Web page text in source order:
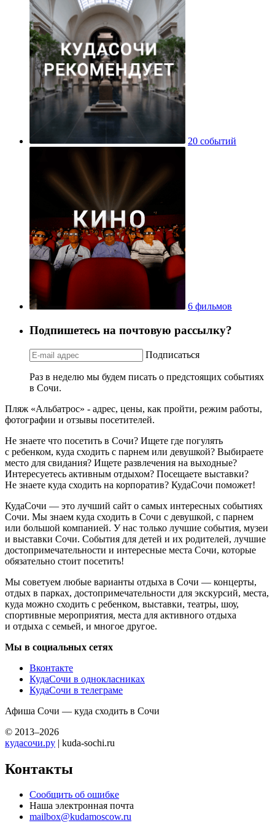
20 событий
6 фильмов
Подпишетесь на почтовую рассылку?
Подписаться
Раз в неделю мы будем писать о предстоящих событиях
в Сочи.
Пляж «Альбатрос» - адрес, цены, как пройти, режим работы,
фотографии и отзывы посетителей.
Не знаете что посетить в Сочи? Ищете где погулять
с ребенком, куда сходить с парнем или девушкой? Выбираете
место для свидания? Ищете развлечения на выходные?
Интересуетесь активным отдыхом? Посещаете выставки?
Не знаете куда сходить на корпоратив? КудаСочи поможет!
КудаСочи — это лучший сайт о самых интересных событиях
Сочи. Мы знаем куда сходить в Сочи с девушкой, с парнем
или большой компанией. У нас только лучшие события, музеи
и выставки Сочи. События для детей и их родителей, лучшие
достопримечательности и интересные места Сочи, которые
обязательно стоит посетить!
Мы советуем любые варианты отдыха в Сочи — концерты,
отдых в парках, достопримечательности для экскурсий, места,
куда можно сходить с ребенком, выставки, театры, шоу,
спортивные мероприятия, места для активного отдыха
и отдыха с семьей, и многое другое.
Мы в социальных сетях
Вконтакте
КудаСочи в однокласниках
КудаСочи в телеграме
Афиша Сочи — куда сходить в Сочи
© 2013–2026
кудасочи.ру | kuda-sochi.ru
Контакты
Сообщить об ошибке
Наша электронная почта
mailbox@kudamoscow.ru